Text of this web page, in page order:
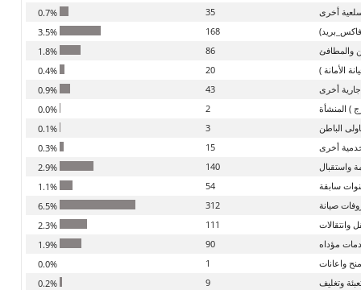
أخرى
35
168
والمطافئ
86
الأمانة )
20
أخرى
43
) المنشأة
2
الباطن
3
أخرى
15
واستقبال
140
سابقة
54
صيانة
312
وانتقالات
111
مؤداه
90
واعانات
1
وتغليف
9